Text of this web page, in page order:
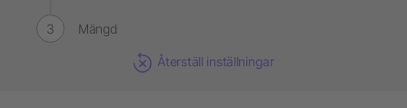
Mängd
Återställ inställningar